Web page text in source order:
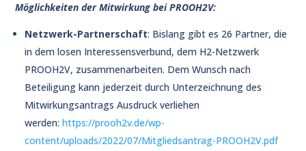
Möglichkeiten der Mitwirkung bei PROOH2V:
Netzwerk-Partnerschaft: Bislang gibt es 26 Partner, die
in dem losen Interessensverbund, dem H2-Netzwerk
PROOH2V, zusammenarbeiten. Dem Wunsch nach
Beteiligung kann jederzeit durch Unterzeichnung des
Mitwirkungsantrags Ausdruck verliehen
werden:https://prooh2v.de/wp-
content/uploads/2022/07/Mitgliedsantrag-PROOH2V.pdf